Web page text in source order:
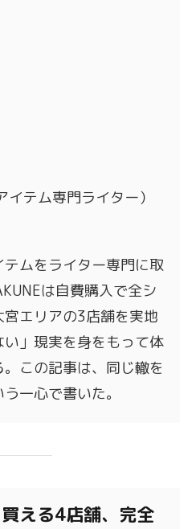
イテム専門ライター）
ムをライター専門に取
は自費購入で全シ
エリアの3店舗を実地
」現実を身をもって体
この記事は、同じ轍を
一心で書いた。
える4店舗、完全